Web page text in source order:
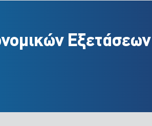
Εξετάσεων